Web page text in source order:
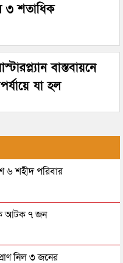
৩ শতাধিক
বাস্তবায়নে
যা হল
৬ শহীদ পরিবার
আটক ৭ জন
নিল ৩ জনের